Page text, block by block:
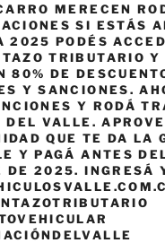
MERECEN
SI ESTÁS
2025 PODÉS
TRIBUTARIO Y
80% DE
Y SANCIONES.
Y RODÁ
VALLE.
QUE TE DA LA
Y PAGÁ ANTES
DE 2025. INGRESÁ